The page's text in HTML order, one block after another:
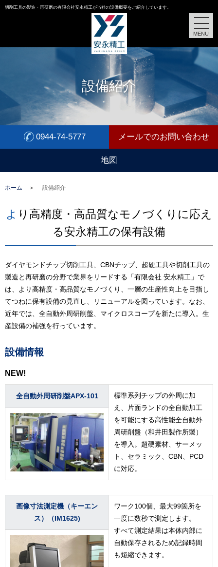
切削工具の製造・再研磨の有限会社安永精工が当社の設備概要をご紹介しています。
MENU
設備紹介
0944-74-5777 メールでのお問い合わせ
地図
ホーム 設備紹介
より高精度・高品質なモノづくりに応え
る安永精工の保有設備
ダイヤモンドチップ切削工具、CBNチップ、超硬工具や切削工具の
製造と再研磨の分野で業界をリードする「有限会社 安永精工」で
は、より高精度・高品質なモノづくり、一層の生産性向上を目指し
てつねに保有設備の見直し、リニューアルを図っています。なお、
近年では、全自動外周研削盤、マイクロスコープを新たに導入。生
産設備の補強を行っています。
設備情報
NEW!
全自動外周研削盤APX-101
標準系列チップの外周に加
え、片面ランドの全自動加工
を可能にする高性能全自動外
周研削盤（和井田製作所製）
を導入。超硬素材、サーメッ
ト、セラミック、CBN、PCD
に対応。
画像寸法測定機（キーエン
ス）（IM1625)
ワーク100個、最大99箇所を
一度に数秒で測定します。
すべて測定結果は本体内部に
自動保存されるため記録時間
も短縮できます。